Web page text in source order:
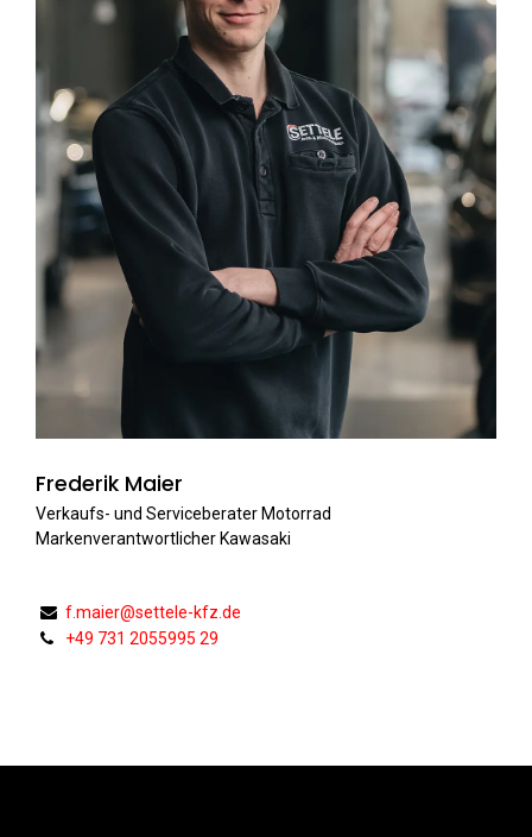
Frederik Maier
Verkaufs- und Serviceberater Motorrad
Markenverantwortlicher Kawasaki
f.maier@settele-kfz.de
+49 731 2055995 29